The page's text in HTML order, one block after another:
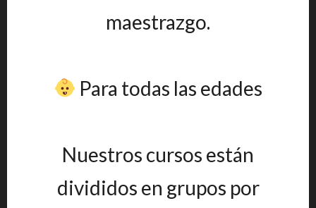
maestrazgo.
Para todas las edades
Nuestros cursos están
divididos en grupos por